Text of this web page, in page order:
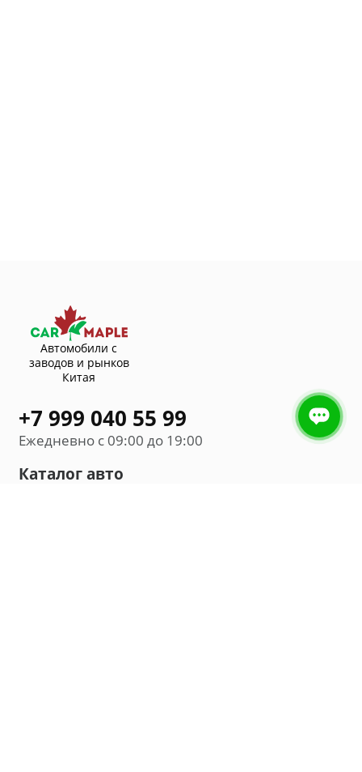
Автомобили с
заводов и рынков
Китая
+7 999 040 55 99
Ежедневно с 09:00 до 19:00
Каталог авто